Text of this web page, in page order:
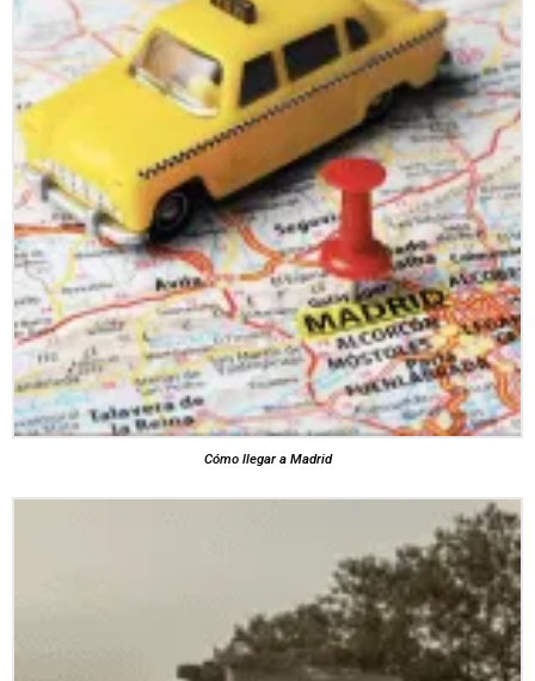
Cómo llegar a Madrid